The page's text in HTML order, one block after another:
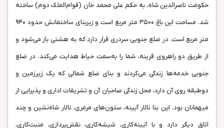
حکومت ناصرالدین شاه، به حکم علی محمد خان (قوام‌الملک دوم) ساخته
شد. مساحت این باغ ۳۵۰۰ متر مربع است و زیربنای ساختمانش حدود ۹۴۰
متر مربع است. در ضلع جنوبی سردری قرار دارد که به هشتی باز می‌شود و
از طریق دو راهروی قرینه، شما را به‌سمت حیاط هدایت می‌کند. در ضلع
جنوبی خدمه‌ها زندگی می‌کردند و بنای ضلع شمالی که یک زیرزمین و
دوطبقه روی آن دارد، محل زندگی صاحبان آن و تشریفات اداری و پذیرایی از
میهمانان بود. این بنا تالار آیینه، ستون‌های مرمری، تالار شاه‌نشین و چند
اتاق دیگر دارد و با آیینه‌کاری، شیشه‌کاری، نقش‌پردازی، منبت‌کاری،